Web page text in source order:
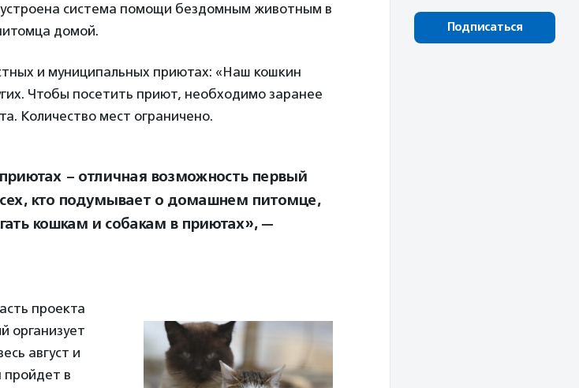
устроена система помощи бездомным животным в
домой.
и муниципальных приютах: «Наш кошкин
Чтобы посетить приют, необходимо заранее
Количество мест ограничено.
– отличная возможность первый
кто подумывает о домашнем питомце,
кошкам и собакам в приютах», —
проекта
организует
август и
пройдет в
Подписаться